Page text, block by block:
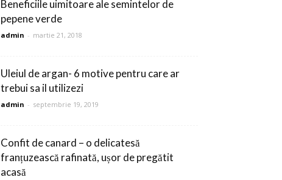
Beneficiile uimitoare ale semintelor de
pepene verde
admin - martie 21, 2018
Uleiul de argan- 6 motive pentru care ar
trebui sa il utilizezi
admin - septembrie 19, 2019
Confit de canard – o delicatesă
franțuzească rafinată, ușor de pregătit
acasă